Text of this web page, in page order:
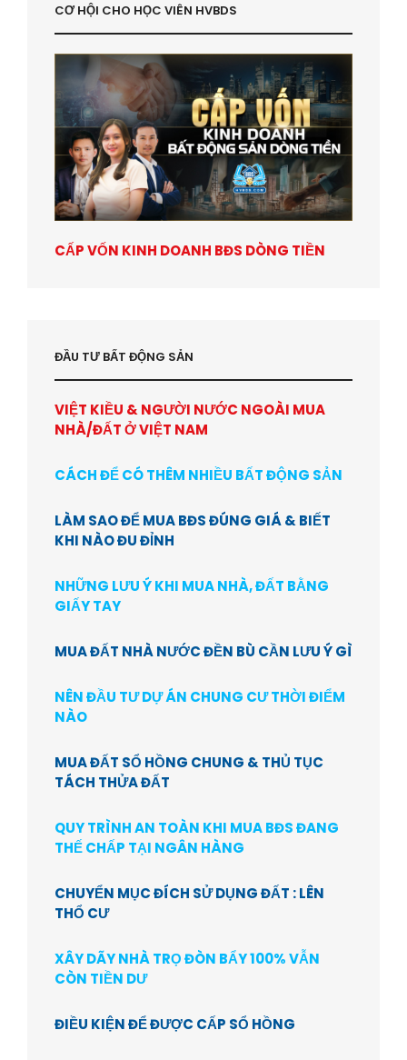
CƠ HỘI CHO HỌC VIÊN HVBDS
CẤP VỐN KINH DOANH BĐS DÒNG TIỀN
ĐẦU TƯ BẤT ĐỘNG SẢN
VIỆT KIỀU & NGƯỜI NƯỚC NGOÀI MUA
NHÀ/ĐẤT Ở VIỆT NAM
CÁCH ĐỂ CÓ THÊM NHIỀU BẤT ĐỘNG SẢN
LÀM SAO ĐỂ MUA BĐS ĐÚNG GIÁ & BIẾT
KHI NÀO ĐU ĐỈNH
NHỮNG LƯU Ý KHI MUA NHÀ, ĐẤT BẰNG
GIẤY TAY
MUA ĐẤT NHÀ NƯỚC ĐỀN BÙ CẦN LƯU Ý GÌ
NÊN ĐẦU TƯ DỰ ÁN CHUNG CƯ THỜI ĐIỂM
NÀO
MUA ĐẤT SỔ HỒNG CHUNG & THỦ TỤC
TÁCH THỬA ĐẤT
QUY TRÌNH AN TOÀN KHI MUA BĐS ĐANG
THẾ CHẤP TẠI NGÂN HÀNG
CHUYỂN MỤC ĐÍCH SỬ DỤNG ĐẤT : LÊN
THỔ CƯ
XÂY DÃY NHÀ TRỌ ĐÒN BẨY 100% VẪN
CÒN TIỀN DƯ
ĐIỀU KIỆN ĐỂ ĐƯỢC CẤP SỔ HỒNG